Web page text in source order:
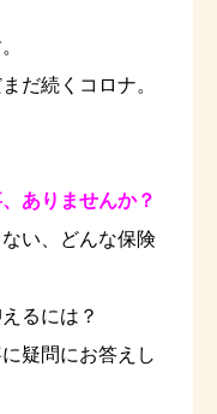
だ続くコロナ。
ありませんか？
い、どんな保険
るには？
疑問にお答えし